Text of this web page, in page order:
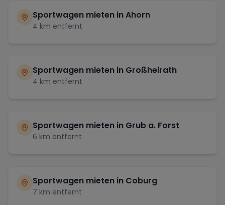
Sportwagen mieten inAhorn
4 km entfernt
Sportwagen mieten in Großheirath
4 km entfernt
Sportwagen mieten in Grub a. Forst
6 km entfernt
Sportwagen mieten in Coburg
7 km entfernt